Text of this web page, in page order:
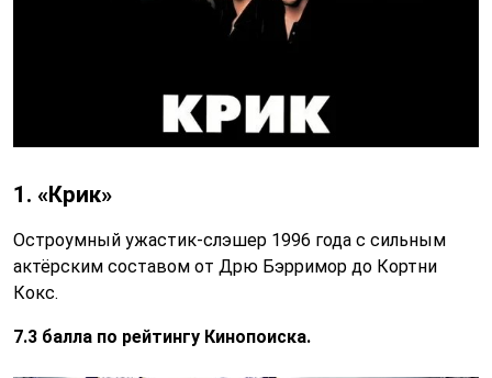
1. «Крик»
Остроумный ужастик-слэшер 1996 года с сильным
актёрским составом от Дрю Бэрримор до Кортни
Кокс.
7.3 балла по рейтингу Кинопоиска.